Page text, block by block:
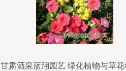
甘肃酒泉蓝翔园艺 绿化植物与草花